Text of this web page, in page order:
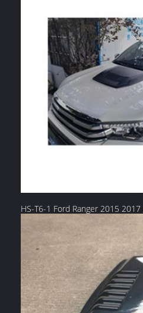
HS-T6-1 Ford Ranger 2015